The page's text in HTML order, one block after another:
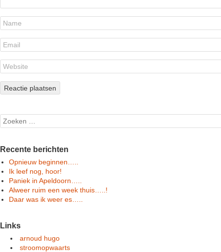
Search
Recente berichten
Opnieuw beginnen…..
Ik leef nog, hoor!
Paniek in Apeldoorn…..
Alweer ruim een week thuis…..!
Daar was ik weer es…..
Links
arnoud hugo
stroomopwaarts